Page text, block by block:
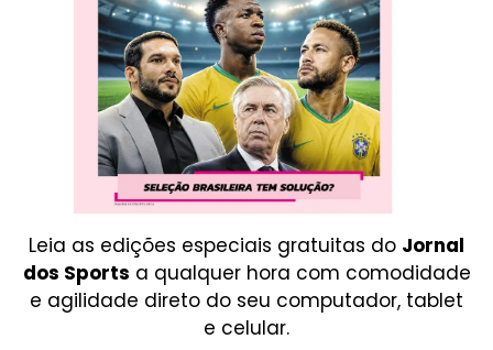
Leia as edições especiais gratuitas do Jornal
dos Sports a qualquer hora com comodidade
e agilidade direto do seu computador, tablet
e celular.